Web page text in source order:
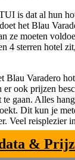
is dat al hun
het Blau
ze moeten
4 sterren hotel
Blau Varadero
ook prijzen
gaan. Alles
Dit kun je
Veel reisplezier
&